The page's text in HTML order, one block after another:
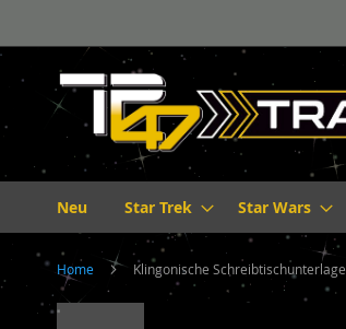
zum
Neu Star Trek Star Wars
Home Klingonische Schreibtischunterlage
Zum